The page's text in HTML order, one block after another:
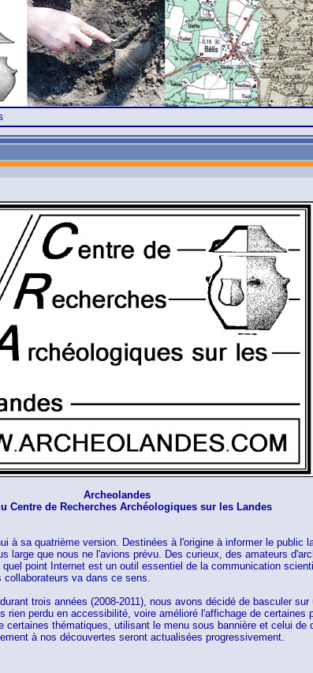
Archeolandes
Centre de Recherches Archéologiques sur les Landes
à sa quatrième version. Destinées à l'origine à informer le public
large que nous ne l'avions prévu. Des curieux, des amateurs
point Internet est un outil essentiel de la communication
va dans ce sens.
trois années (2008-2011), nous avons décidé de basculer
rien perdu en accessibilité, voire amélioré l'affichage de certaines
thématiques, utilisant le menu sous bannière et celui de
à nos découvertes seront actualisées progressivement.